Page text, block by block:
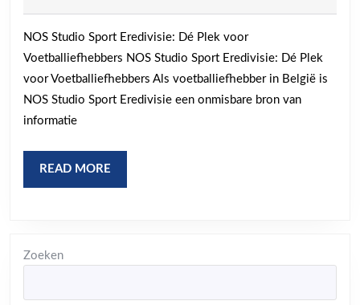
de
van
NOS Studio Sport Eredivisie: Dé Plek voor
Voetballiefhebbers NOS Studio Sport Eredivisie: Dé Plek
voor Voetballiefhebbers Als voetballiefhebber in België is
NOS Studio Sport Eredivisie een onmisbare bron van
informatie
READ MORE
MORE
Zoeken